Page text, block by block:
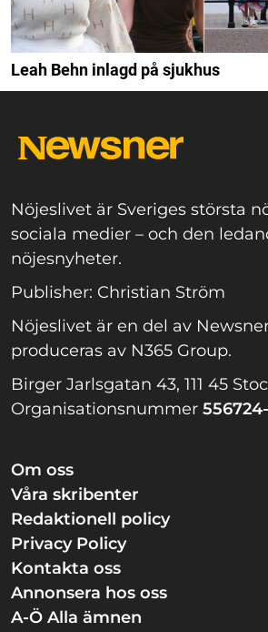
Leah Behn inlagd på sjukhus
Nöjeslivet är Sveriges största
sociala medier – och den
nöjesnyheter.
Publisher: Christian Ström
Nöjeslivet är en del av
produceras av N365 Group.
Birger Jarlsgatan 43, 111 45
Organisationsnummer
Om oss
Våra skribenter
Redaktionell policy
Privacy Policy
Kontakta oss
Annonsera hos oss
A-Ö Alla ämnen